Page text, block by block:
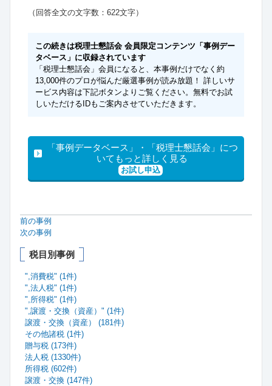
（回答全文の文字数：622文字）
この続きは税理士懇話会 会員限定コンテンツ「事例デー
タベース」に収録されています
「税理士懇話会」会員になると、本事例だけでなく約
13,000件のプロが悩んだ厳選事例が読み放題！ 詳しいサ
ービス内容は下記ボタンよりご覧ください。無料でお試
しいただけるIDもご案内させていただきます。
「事例データベース」・「税理士懇話会」につ
いてもっと詳しく見る
お試し申込
前の事例
次の事例
税目別事例
",消費税" (1件)
",法人税" (1件)
",所得税" (1件)
",譲渡・交換（資産）" (1件)
譲渡・交換（資産） (181件)
その他諸税 (1件)
贈与税 (173件)
法人税 (1330件)
所得税 (602件)
譲渡・交換 (147件)